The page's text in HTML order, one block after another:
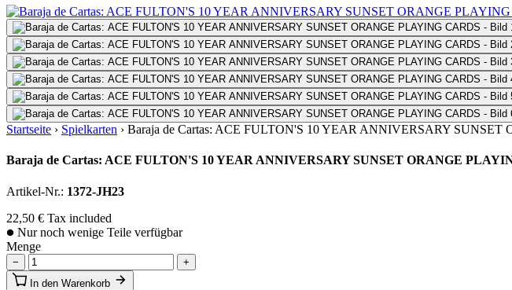
Startseite › Spielkarten › Baraja de Cartas: ACE FULTON'S 10 YEAR ANNIVERSARY
Baraja de Cartas: ACE FULTON'S 10 YEAR ANNIVERSARY SUNSET ORANGE
Artikel-Nr.: 1372-JH23
22,50 € Tax included
Nur noch wenige Teile verfügbar
Menge
−
+
In den Warenkorb